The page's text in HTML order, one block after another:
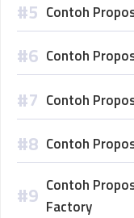
Contoh
Contoh
Contoh
Contoh
Contoh
Factory